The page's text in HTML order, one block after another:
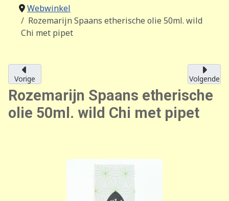
Webwinkel
Rozemarijn Spaans etherische olie 50ml. wild
Chi met pipet
Vorige Volgende
Rozemarijn Spaans etherische
olie 50ml. wild Chi met pipet